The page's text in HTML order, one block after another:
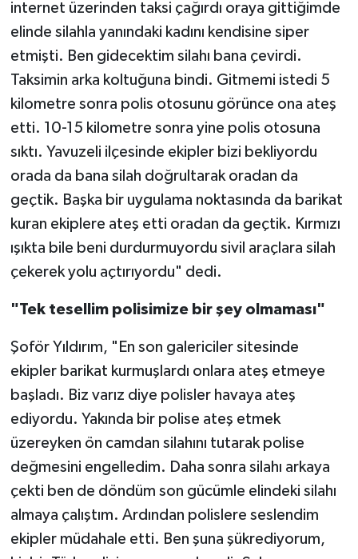
internet üzerinden taksi çağırdı oraya gittiğimde
elinde silahla yanındaki kadını kendisine siper
etmişti. Ben gidecektim silahı bana çevirdi.
Taksimin arka koltuğuna bindi. Gitmemi istedi 5
kilometre sonra polis otosunu görünce ona ateş
etti. 10-15 kilometre sonra yine polis otosuna
sıktı. Yavuzeli ilçesinde ekipler bizi bekliyordu
orada da bana silah doğrultarak oradan da
geçtik. Başka bir uygulama noktasında da barikat
kuran ekiplere ateş etti oradan da geçtik. Kırmızı
ışıkta bile beni durdurmuyordu sivil araçlara silah
çekerek yolu açtırıyordu" dedi.
"Tek tesellim polisimize bir şey olmaması"
Şoför Yıldırım, "En son galericiler sitesinde
ekipler barikat kurmuşlardı onlara ateş etmeye
başladı. Biz varız diye polisler havaya ateş
ediyordu. Yakında bir polise ateş etmek
üzereyken ön camdan silahını tutarak polise
değmesini engelledim. Daha sonra silahı arkaya
çekti ben de döndüm son gücümle elindeki silahı
almaya çalıştım. Ardından polislere seslendim
ekipler müdahale etti. Ben şuna şükrediyorum,